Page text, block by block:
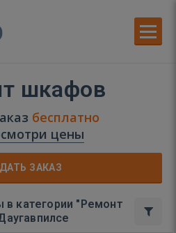
шкафов
бесплатно
цены
ЗАКАЗ
категории "Ремонт